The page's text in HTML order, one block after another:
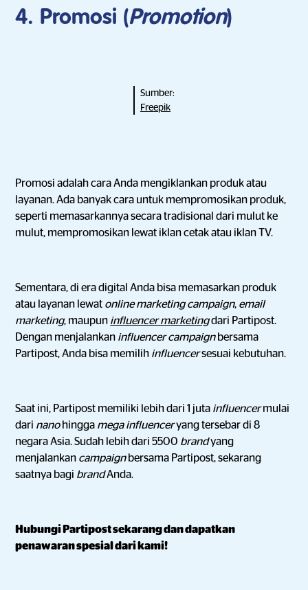
4. Promosi (Promotion)
Sumber:
Freepik
Promosi adalah cara Anda mengiklankan produk atau
layanan. Ada banyak cara untuk mempromosikan produk,
seperti memasarkannya secara tradisional dari mulut ke
mulut, mempromosikan lewat iklan cetak atau iklan TV.
Sementara, di era digital Anda bisa memasarkan produk
atau layanan lewat online marketing campaign, email
marketing, maupun influencer marketingdari Partipost.
Dengan menjalankan influencer campaign bersama
Partipost, Anda bisa memilih influencersesuai kebutuhan.
Saat ini, Partipost memiliki lebih dari 1 juta influencermulai
dari nano hingga mega influenceryang tersebar di 8
negara Asia. Sudah lebih dari 5500 brandyang
menjalankan campaign bersama Partipost, sekarang
saatnya bagi brandAnda.
Hubungi Partipost sekarang dan dapatkan
penawaran spesial dari kami!